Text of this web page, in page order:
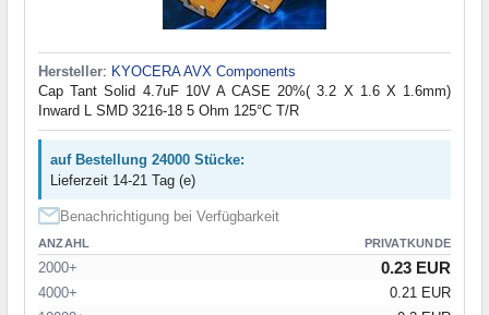
Hersteller: KYOCERA AVX Components
Cap Tant Solid 4.7uF 10V A CASE 20%( 3.2 X 1.6 X 1.6mm)
Inward L SMD 3216-18 5 Ohm 125°C T/R
auf Bestellung 24000 Stücke:
Lieferzeit 14-21 Tag (e)
Benachrichtigung bei Verfügbarkeit
ANZAHL PRIVATKUNDE
2000+ 0.23 EUR
4000+
0.21 EUR